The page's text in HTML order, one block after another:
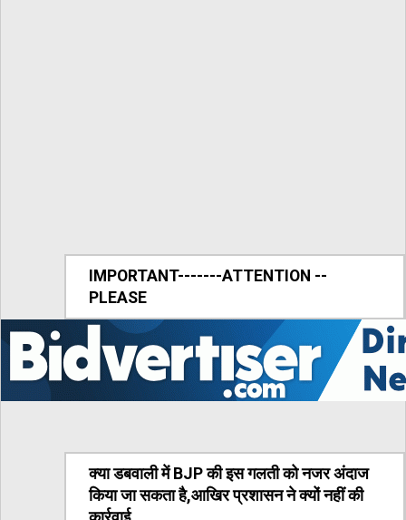
IMPORTANT-------ATTENTION --
PLEASE
क्या डबवाली में BJP की इस गलती को नजर अंदाज
किया जा सकता है,आखिर प्रशासन ने क्यों नहीं की